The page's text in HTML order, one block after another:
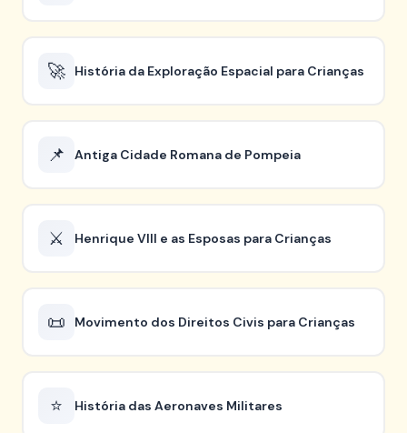
🚀 História da Exploração Espacial para Crianças
📌 Antiga Cidade Romana de Pompeia
⚔️ Henrique VIII e as Esposas para Crianças
📜 Movimento dos Direitos Civis para Crianças
⭐ História das Aeronaves Militares